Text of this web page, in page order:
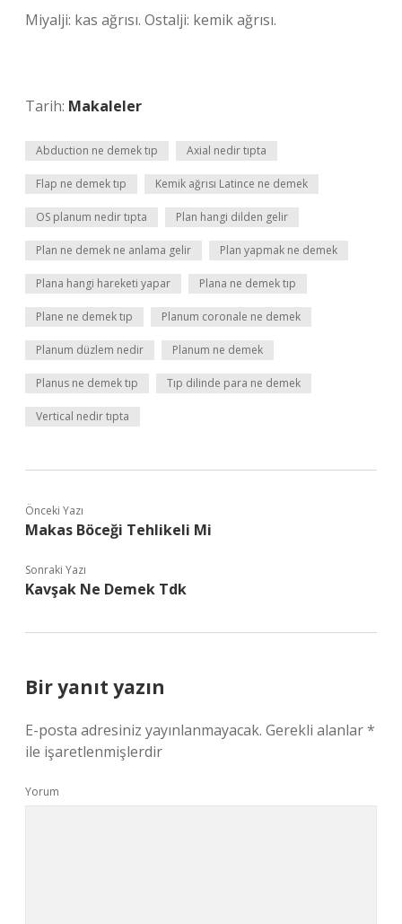
Miyalji: kas ağrısı. Ostalji: kemik ağrısı.
Tarih: Makaleler
Abduction ne demek tıp Axial nedir tıpta
Flap ne demek tıp Kemik ağrısı Latince ne demek
OS planum nedir tıpta Plan hangi dilden gelir
Plan ne demek ne anlama gelir Plan yapmak ne demek
Plana hangi hareketi yapar Plana ne demek tıp
Plane ne demek tıp Planum coronale ne demek
Planum düzlem nedir Planum ne demek
Planus ne demek tıp Tıp dilinde para ne demek
Vertical nedir tıpta
Önceki Yazı
Makas Böceği Tehlikeli Mi
Sonraki Yazı
Kavşak Ne Demek Tdk
Bir yanıt yazın
E-posta adresiniz yayınlanmayacak. Gerekli alanlar*
ile işaretlenmişlerdir
Yorum